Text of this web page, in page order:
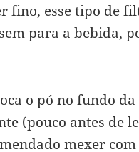
fino, esse tipo de
para a bebida,
o pó no fundo
(pouco antes de
mexer